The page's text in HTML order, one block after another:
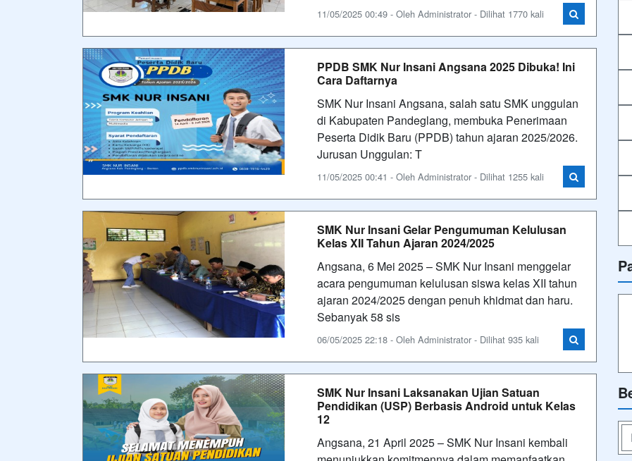
11/05/2025 00:49 - Oleh Administrator - Dilihat 1770 kali
PPDB SMK Nur Insani Angsana 2025 Dibuka! Ini
Cara Daftarnya
SMK Nur Insani Angsana, salah satu SMK unggulan
di Kabupaten Pandeglang, membuka Penerimaan
Peserta Didik Baru (PPDB) tahun ajaran 2025/2026.
Jurusan Unggulan: T
11/05/2025 00:41 - Oleh Administrator - Dilihat 1255 kali
SMK Nur Insani Gelar Pengumuman Kelulusan
Kelas XII Tahun Ajaran 2024/2025
Angsana, 6 Mei 2025 – SMK Nur Insani menggelar
acara pengumuman kelulusan siswa kelas XII tahun
ajaran 2024/2025 dengan penuh khidmat dan haru.
Sebanyak 58 sis
06/05/2025 22:18 - Oleh Administrator - Dilihat 935 kali
SMK Nur Insani Laksanakan Ujian Satuan
Pendidikan (USP) Berbasis Android untuk Kelas
12
Angsana, 21 April 2025 – SMK Nur Insani kembali